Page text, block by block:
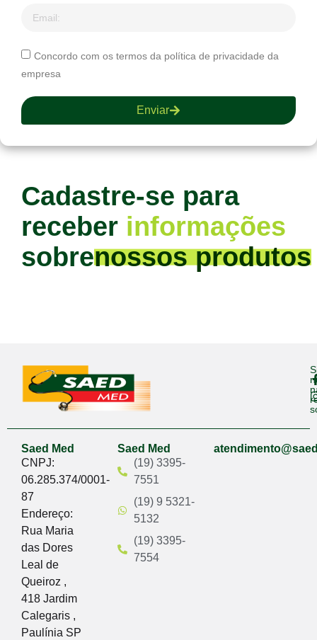
Concordo com os termos da política de privacidade da
empresa
Enviar
Cadastre-se para
receber informações
sobrenossos produtos
Saed Med
CNPJ:
06.285.374/0001-
87
Endereço:
Rua Maria
das Dores
Leal de
Queiroz ,
418 Jardim
Calegaris ,
Paulínia SP
Saed Med
(19) 3395-
7551
(19) 9 5321-
5132
(19) 3395-
7554